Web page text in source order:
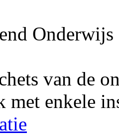
van de
met enkele